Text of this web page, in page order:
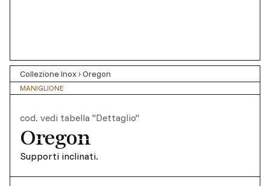
Collezione Inox›Oregon
MANIGLIONE
cod. vedi tabella "Dettaglio"
Oregon
Supporti inclinati.